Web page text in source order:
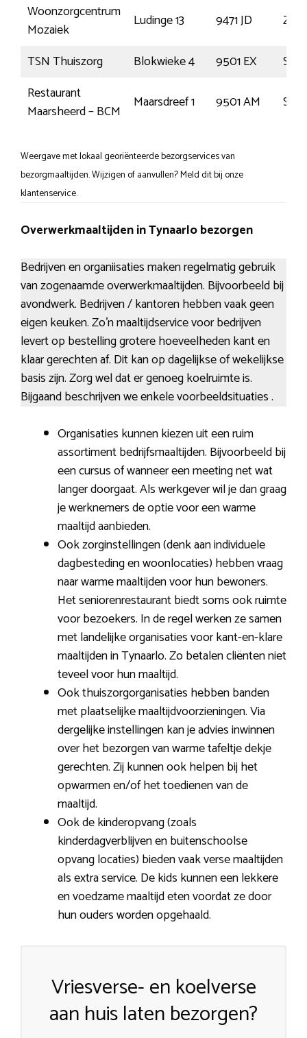
Woonzorgcentrum
Mozaiek
Ludinge 13 9471 JD
TSN Thuiszorg
Blokwieke 4 9501 EX
Restaurant
Maarsheerd – BCM
Maarsdreef 1 9501 AM
Weergave met lokaal georiënteerde bezorgservices van
bezorgmaaltijden. Wijzigen of aanvullen? Meld dit bij onze
klantenservice.
Overwerkmaaltijden in Tynaarlo bezorgen
Bedrijven en organiisaties maken regelmatig gebruik
van zogenaamde overwerkmaaltijden. Bijvoorbeeld bij
avondwerk. Bedrijven / kantoren hebben vaak geen
eigen keuken. Zo’n maaltijdservice voor bedrijven
levert op bestelling grotere hoeveelheden kant en
klaar gerechten af. Dit kan op dagelijkse of wekelijkse
basis zijn. Zorg wel dat er genoeg koelruimte is.
Bijgaand beschrijven we enkele voorbeeldsituaties .
Organisaties kunnen kiezen uit een ruim
assortiment bedrijfsmaaltijden. Bijvoorbeeld bij
een cursus of wanneer een meeting net wat
langer doorgaat. Als werkgever wil je dan graag
je werknemers de optie voor een warme
maaltijd aanbieden.
Ook zorginstellingen (denk aan individuele
dagbesteding en woonlocaties) hebben vraag
naar warme maaltijden voor hun bewoners.
Het seniorenrestaurant biedt soms ook ruimte
voor bezoekers. In de regel werken ze samen
met landelijke organisaties voor kant-en-klare
maaltijden in Tynaarlo. Zo betalen cliënten niet
teveel voor hun maaltijd.
Ook thuiszorgorganisaties hebben banden
met plaatselijke maaltijdvoorzieningen. Via
dergelijke instellingen kan je advies inwinnen
over het bezorgen van warme tafeltje dekje
gerechten. Zij kunnen ook helpen bij het
opwarmen en/of het toedienen van de
maaltijd.
Ook de kinderopvang (zoals
kinderdagverblijven en buitenschoolse
opvang locaties) bieden vaak verse maaltijden
als extra service. De kids kunnen een lekkere
en voedzame maaltijd eten voordat ze door
hun ouders worden opgehaald.
Vriesverse- en koelverse
aan huis laten bezorgen?